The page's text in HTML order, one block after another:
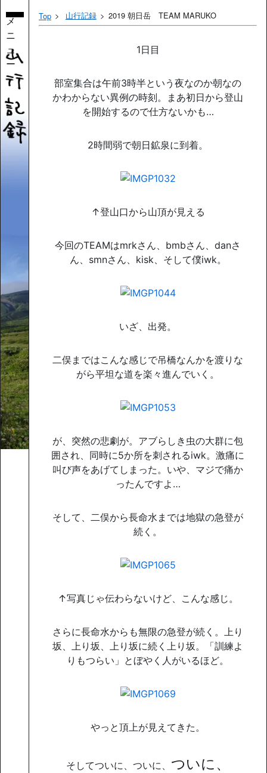
メ
ニ
ュ
ー
Top 山行記録 2019 朝日岳 TEAM MARUKO
1日目
部室集合は午前3時半という夜なのか朝なの
かわからない異例の時刻。まあ初日から登山
を開始するので仕方ないかも…
2時間弱で朝日鉱泉に到着。
↑登山口から山頂が見える
今回のTEAMはmrkさん、bmbさん、danさ
ん、smnさん、kisk、そして僕iwk。
いざ、出発。
二俣まではこんな感じで吊橋なんかを渡りな
がら平坦な道を楽々進んでいく。
が、突然の悲劇が。アブらしき虫の大群に包
囲され、同時に5か所を刺されるiwk。激痛に
叫び声をあげてしまった。いや、マジで痛か
ったんですよ…
そして、二俣から長命水までは地獄の急登が
続く。
↑写真じゃ伝わらないけど、こんな感じ。
さらに長命水からも無限の急登が続く。上り
坂、上り坂、上り坂に続く上り坂。「訓練よ
りもつらい」とぼやく人がいるほど。
やっと頂上が見えてきた。
そしてついに、 ついに、 ついに、